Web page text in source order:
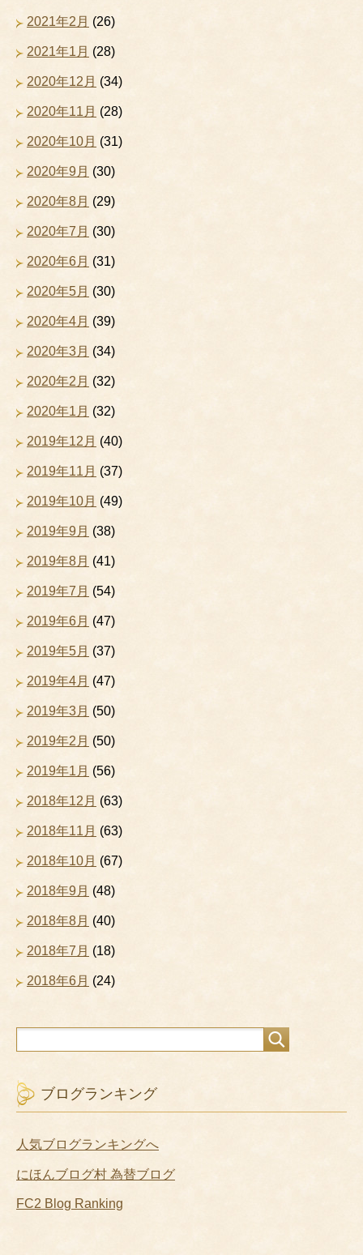
2021年2月 (26)
2021年1月 (28)
2020年12月 (34)
2020年11月 (28)
2020年10月 (31)
2020年9月 (30)
2020年8月 (29)
2020年7月 (30)
2020年6月 (31)
2020年5月 (30)
2020年4月 (39)
2020年3月 (34)
2020年2月 (32)
2020年1月 (32)
2019年12月 (40)
2019年11月 (37)
2019年10月 (49)
2019年9月 (38)
2019年8月 (41)
2019年7月 (54)
2019年6月 (47)
2019年5月 (37)
2019年4月 (47)
2019年3月 (50)
2019年2月 (50)
2019年1月 (56)
2018年12月 (63)
2018年11月 (63)
2018年10月 (67)
2018年9月 (48)
2018年8月 (40)
2018年7月 (18)
2018年6月 (24)
ブログランキング
人気ブログランキングへ
にほんブログ村 為替ブログ
FC2 Blog Ranking